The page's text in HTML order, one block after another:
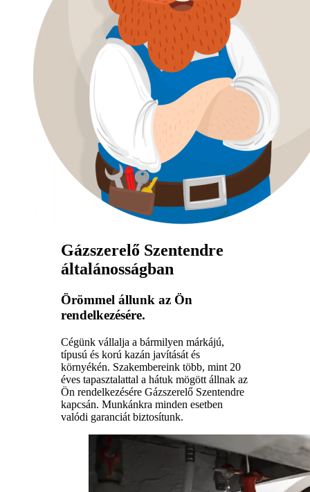
Gázszerelő Szentendre
általánosságban
Örömmel állunk az Ön
rendelkezésére.
Cégünk vállalja a bármilyen márkájú,
típusú és korú kazán javítását és
környékén. Szakembereink több, mint 20
éves tapasztalattal a hátuk mögött állnak az
Ön rendelkezésére Gázszerelő Szentendre
kapcsán. Munkánkra minden esetben
valódi garanciát biztosítunk.